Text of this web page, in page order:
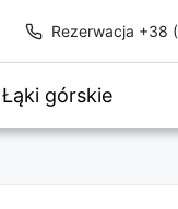
Rezerwacja +38
Łąki górskie